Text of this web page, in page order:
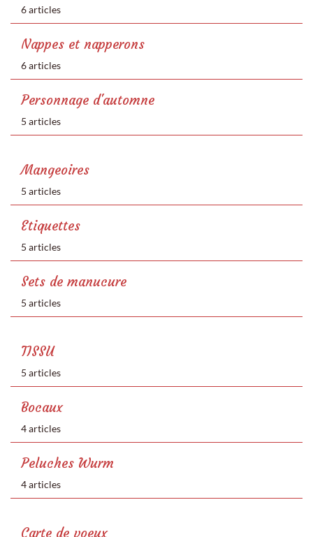
6 articles
Nappes et napperons
6 articles
Personnage d'automne
5 articles
Mangeoires
5 articles
Etiquettes
5 articles
Sets de manucure
5 articles
TISSU
5 articles
Bocaux
4 articles
Peluches Wurm
4 articles
Carte de voeux